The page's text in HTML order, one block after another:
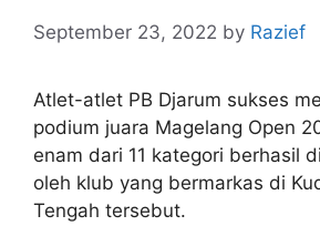
September 23, 2022 by Razief
Atlet-atlet PB Djarum sukses
podium juara Magelang Open
enam dari 11 kategori berhasil
oleh klub yang bermarkas di
Tengah tersebut.